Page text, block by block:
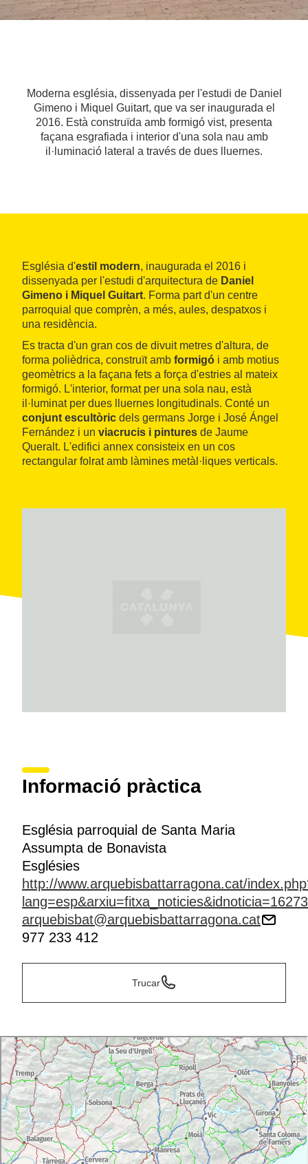
Moderna església, dissenyada per l'estudi de Daniel
Gimeno i Miquel Guitart, que va ser inaugurada el
2016. Està construïda amb formigó vist, presenta
façana esgrafiada i interior d'una sola nau amb
il·luminació lateral a través de dues lluernes.
Església d'estil modern, inaugurada el 2016 i
dissenyada per l'estudi d'arquitectura de Daniel
Gimeno i Miquel Guitart. Forma part d'un centre
parroquial que comprèn, a més, aules, despatxos i
una residència.
Es tracta d'un gran cos de divuit metres d'altura, de
forma polièdrica, construït amb formigó i amb motius
geomètrics a la façana fets a força d'estries al mateix
formigó. L'interior, format per una sola nau, està
il·luminat per dues lluernes longitudinals. Conté un
conjunt escultòric dels germans Jorge i José Ángel
Fernández i un viacrucis i pintures de Jaume
Queralt. L'edifici annex consisteix en un cos
rectangular folrat amb làmines metàl·liques verticals.
Informació pràctica
Església parroquial de Santa Maria
Assumpta de Bonavista
Esglésies
http://www.arquebisbattarragona.cat/
arquebisbat@arquebisbattarragona.cat
977 233 412
Trucar